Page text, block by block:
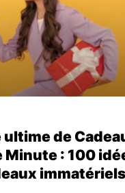
ultime de
Minute : 100
immatériels